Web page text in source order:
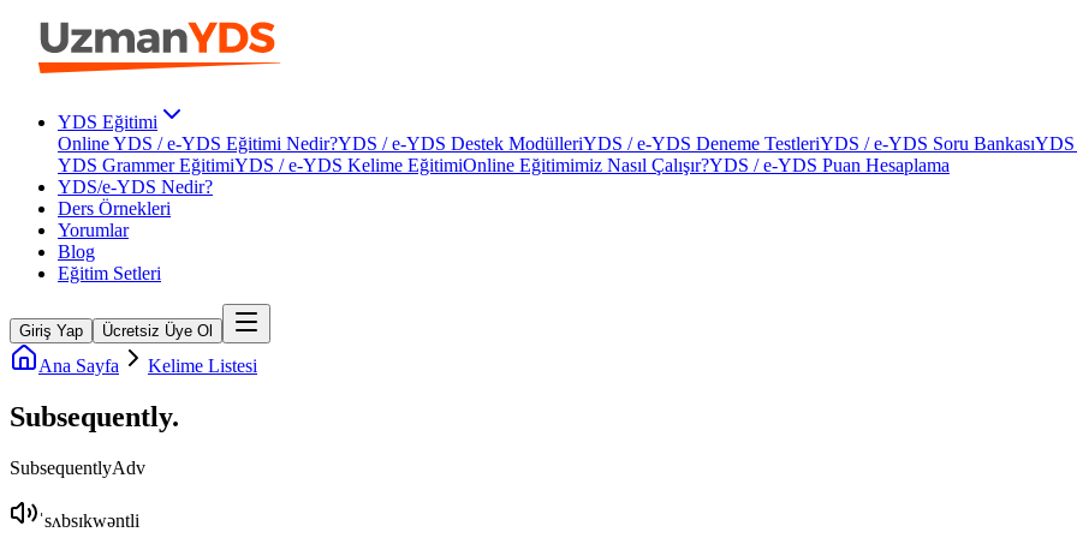
YDS Eğitimi
Online YDS / e-YDS Eğitimi Nedir?YDS / e-YDS Destek ModülleriYDS / e-YDS Deneme TestleriYDS / e-YDS Soru BankasıYDS
YDS Grammer EğitimiYDS / e-YDS Kelime EğitimiOnline Eğitimimiz Nasıl Çalışır?YDS / e-YDS Puan Hesaplama
YDS/e-YDS Nedir?
Ders Örnekleri
Yorumlar
Blog
Eğitim Setleri
Giriş Yap Ücretsiz Üye Ol
Ana Sayfa Kelime Listesi
Subsequently.
SubsequentlyAdv
ˈsʌbsɪkwəntli